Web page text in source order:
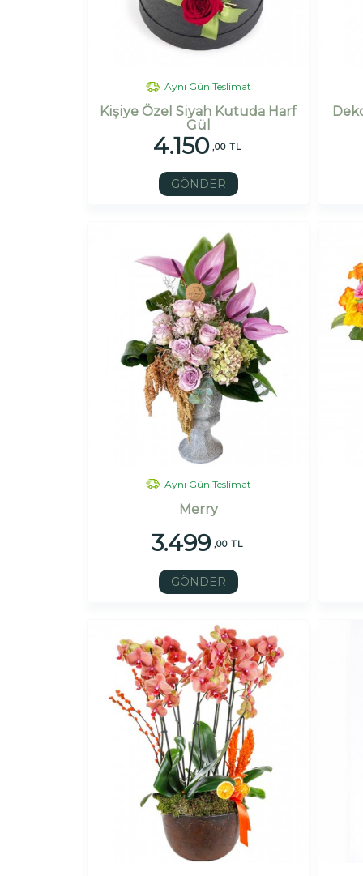
Aynı Gün Teslimat
Kişiye Özel Siyah Kutuda Harf
Gül
4.150 ,00 TL
GÖNDER
Aynı Gün Teslimat
Merry
3.499 ,00 TL
GÖNDER